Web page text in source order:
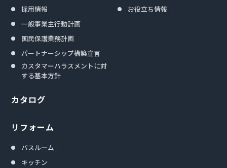
採用情報
一般事業主行動計画
国民保護業務計画
パートナーシップ構築宣言
カスタマーハラスメントに対
する基本方針
カタログ
リフォーム
バスルーム
キッチン
お役立ち情報